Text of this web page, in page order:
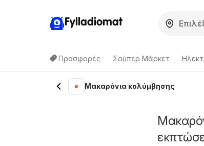
Fylladiomat
Προσφορές Σούπερ Μάρκετ
Μακαρόνια κολύμβησης